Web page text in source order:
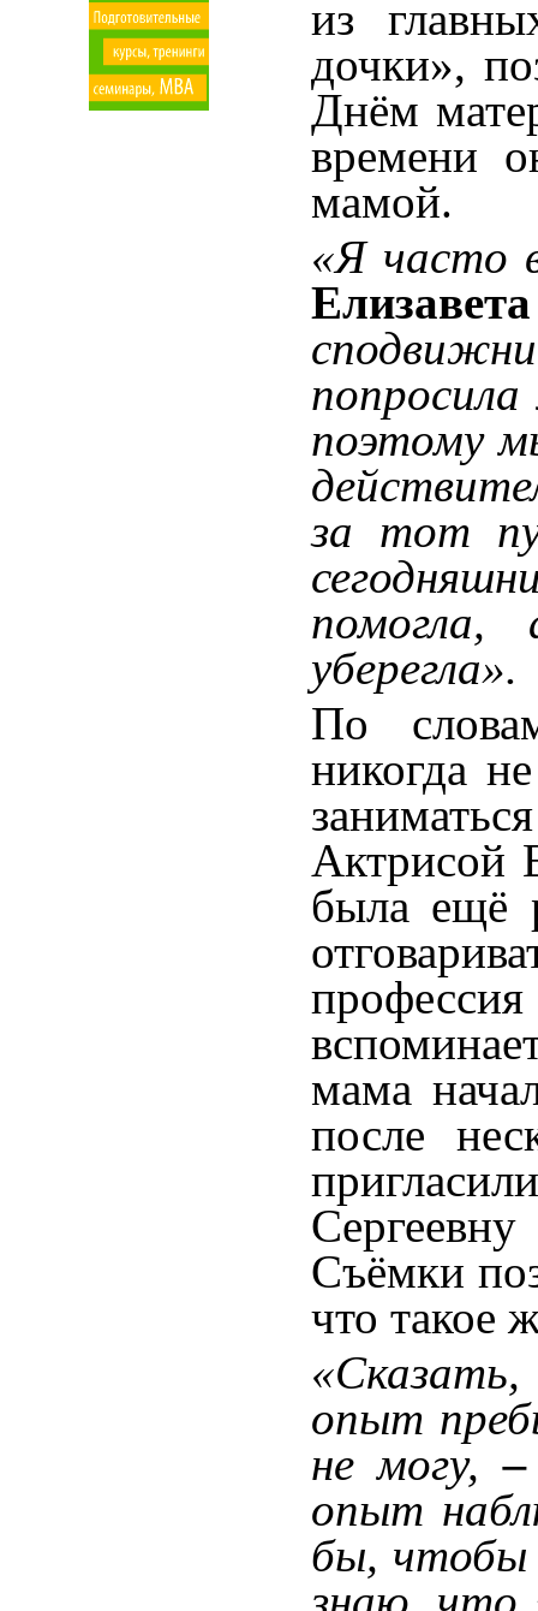
из
дочки»,
Днём
времени
мамой.
«Я часто
поэтому
за тот
уберегла».
По
никогда
Актрисой
была ещё
мама
после
Съёмки
что такое
опыт
не могу,
опыт
бы, чтобы